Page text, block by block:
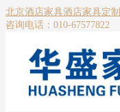
北京酒店家具酒店家具定制
咨询电话：010-67577822